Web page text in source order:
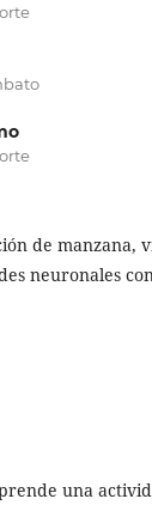
de manzana,
neuronales
una